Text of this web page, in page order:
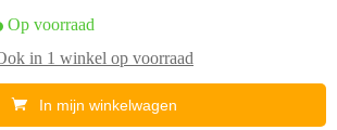
Op voorraad
in 1 winkel op voorraad
In mijn winkelwagen